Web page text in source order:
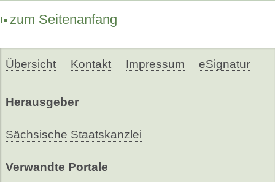
zum Seitenanfang
Übersicht Kontakt Impressum eSignatur
Herausgeber
Sächsische Staatskanzlei
Verwandte Portale